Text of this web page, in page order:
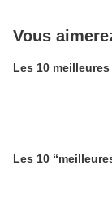
Vous
Les 10
Les 10